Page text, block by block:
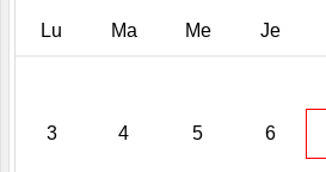
Lu Ma Me Je
3 4 5 6